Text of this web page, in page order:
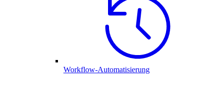
Workflow-Automatisierung